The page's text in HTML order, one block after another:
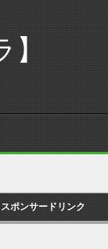
スポンサードリンク